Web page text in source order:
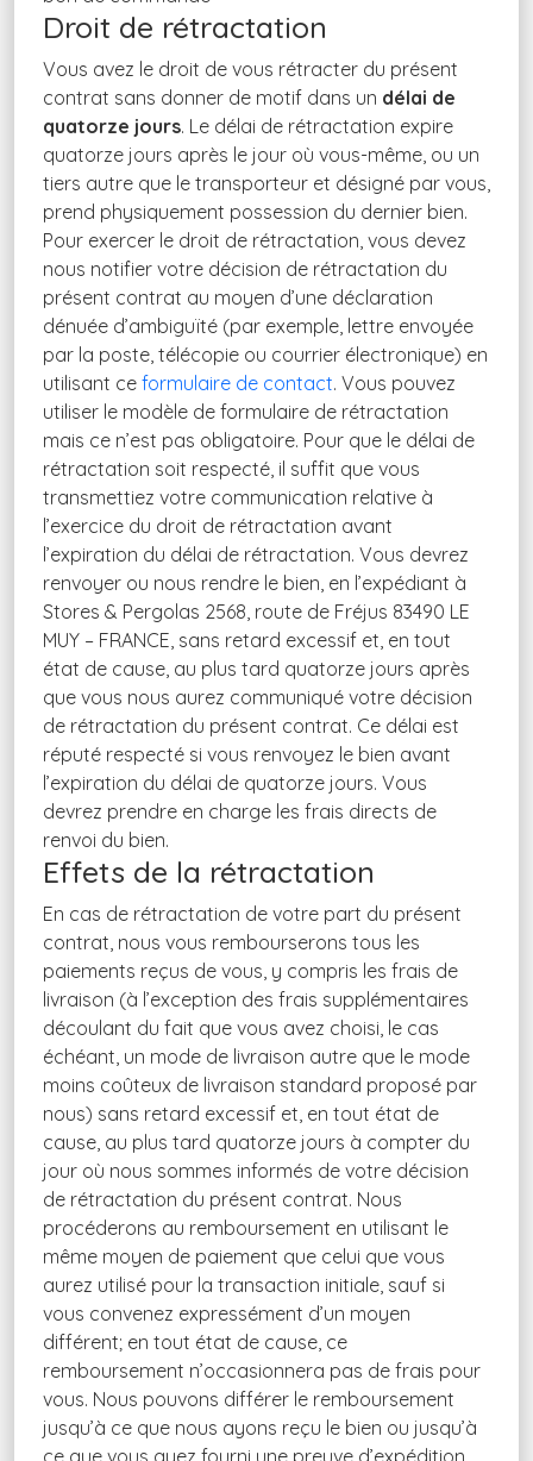
Droit de rétractation
Vous avez le droit de vous rétracter du présent
contrat sans donner de motif dans un délai de
quatorze jours. Le délai de rétractation expire
quatorze jours après le jour où vous-même, ou un
tiers autre que le transporteur et désigné par vous,
prend physiquement possession du dernier bien.
Pour exercer le droit de rétractation, vous devez
nous notifier votre décision de rétractation du
présent contrat au moyen d’une déclaration
dénuée d’ambiguïté (par exemple, lettre envoyée
par la poste, télécopie ou courrier électronique) en
utilisant ce formulaire de contact. Vous pouvez
utiliser le modèle de formulaire de rétractation
mais ce n’est pas obligatoire. Pour que le délai de
rétractation soit respecté, il suffit que vous
transmettiez votre communication relative à
l’exercice du droit de rétractation avant
l’expiration du délai de rétractation. Vous devrez
renvoyer ou nous rendre le bien, en l’expédiant à
Stores & Pergolas 2568, route de Fréjus 83490 LE
MUY – FRANCE, sans retard excessif et, en tout
état de cause, au plus tard quatorze jours après
que vous nous aurez communiqué votre décision
de rétractation du présent contrat. Ce délai est
réputé respecté si vous renvoyez le bien avant
l’expiration du délai de quatorze jours. Vous
devrez prendre en charge les frais directs de
renvoi du bien.
Effets de la rétractation
En cas de rétractation de votre part du présent
contrat, nous vous rembourserons tous les
paiements reçus de vous, y compris les frais de
livraison (à l’exception des frais supplémentaires
découlant du fait que vous avez choisi, le cas
échéant, un mode de livraison autre que le mode
moins coûteux de livraison standard proposé par
nous) sans retard excessif et, en tout état de
cause, au plus tard quatorze jours à compter du
jour où nous sommes informés de votre décision
de rétractation du présent contrat. Nous
procéderons au remboursement en utilisant le
même moyen de paiement que celui que vous
aurez utilisé pour la transaction initiale, sauf si
vous convenez expressément d’un moyen
différent; en tout état de cause, ce
remboursement n’occasionnera pas de frais pour
vous. Nous pouvons différer le remboursement
jusqu’à ce que nous ayons reçu le bien ou jusqu’à